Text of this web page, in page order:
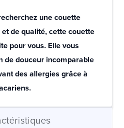
une couette
de qualité, cette couette
pour vous. Elle vous
de douceur incomparable
des allergies grâce à